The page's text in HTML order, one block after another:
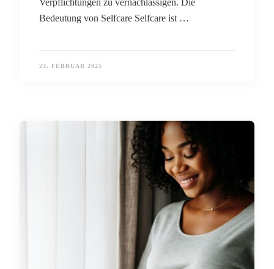
Verpflichtungen zu vernachlässigen. Die
Bedeutung von Selfcare Selfcare ist …
24. FEBRUAR 2025